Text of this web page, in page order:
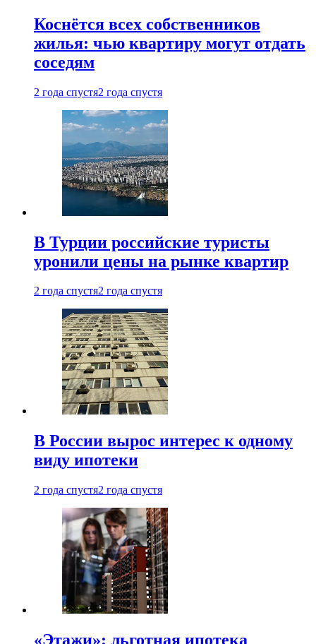
Коснётся всех собственников
жилья: чью квартиру могут отдать
соседям
2 года спустя2 года спустя
В Турции российские туристы
уронили цены на рынке квартир
2 года спустя2 года спустя
В России вырос интерес к одному
виду ипотеки
2 года спустя2 года спустя
«Этажи»: льготная ипотека